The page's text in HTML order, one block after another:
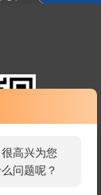
高兴为您
问题呢？